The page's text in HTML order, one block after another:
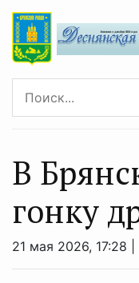
В
гонку
21 мая 2026, 17:28 |